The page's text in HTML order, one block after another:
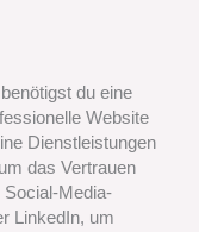
du eine
Website
Dienstleistungen
das Vertrauen
Social-Media-
LinkedIn, um